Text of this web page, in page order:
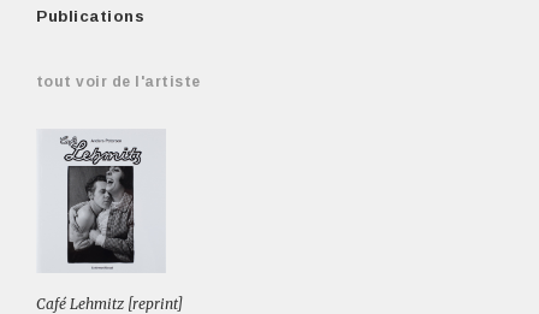
Publications
tout voir de l'artiste
Café Lehmitz [reprint]